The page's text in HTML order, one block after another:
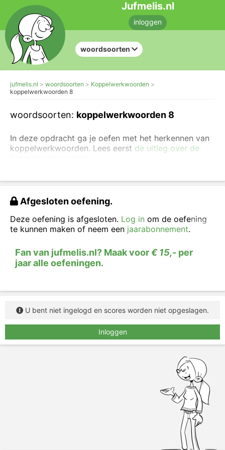
Jufmelis.nl
inloggen
woordsoorten
jufmelis.nl woordsoorten
Koppelwerkwoorden
koppelwerkwoorden 8
woordsoorten: koppelwerkwoorden 8
In deze opdracht ga je oefen met het herkennen van
koppelwerkwoorden. Lees eerst de uitleg over de
Klik per zin alle woorden aan die een
koppelwerkwoord zouden kunnen zijn.
Let op: het
rijtje wordt pas goed gerekend als je ze allemaal hebt
gevonden!
Afgesloten oefening.
Deze oefening is afgesloten. Log in om de oefening
te kunnen maken of neem een jaarabonnement.
Fan van jufmelis.nl? Maak voor€ 15,- per
jaar alle oefeningen.
U bent niet ingelogd en scores worden niet opgeslagen.
Inloggen